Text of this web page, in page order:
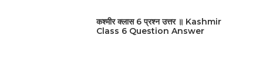
कश्मीर क्लास 6 प्रश्न उत्तर ॥ Kashmir
Class 6 Question Answer